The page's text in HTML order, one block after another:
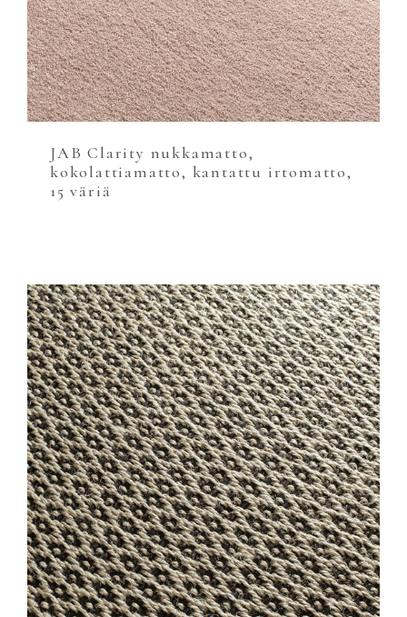
JAB Clarity nukkamatto,
kokolattiamatto, kantattu irtomatto,
15 väriä